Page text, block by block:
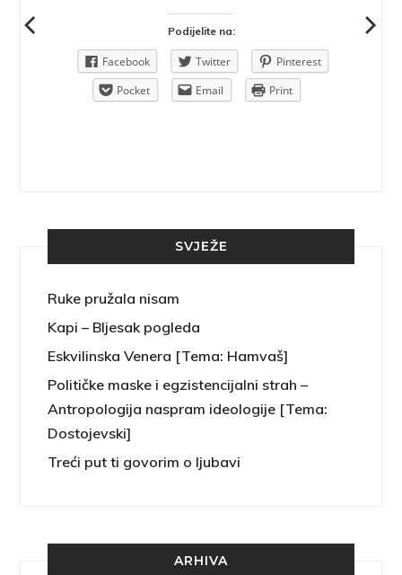
Podijelite na:
Facebook Twitter
Pinterest
Pocket
Email Print
SVJEŽE
Ruke pružala nisam
Kapi – Bljesak pogleda
Eskvilinska Venera [Tema: Hamvaš]
Političke maske i egzistencijalni strah –
Antropologija naspram ideologije [Tema:
Dostojevski]
Treći put ti govorim o ljubavi
ARHIVA